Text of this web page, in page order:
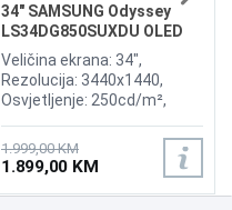
34" SAMSUNG Odyssey
LS34DG850SUXDU OLED
G8 175Hz Gaming Curved
Display
Veličina ekrana: 34",
Rezolucija: 3440x1440,
Osvjetljenje: 250cd/m²,
Osvježenje: 175Hz, AMD
FreeSync Premium,
Wireless LAN, Bluetooth ,
Priključci: 2xHDMI,
1.999,00 KM
1.899,00 KM